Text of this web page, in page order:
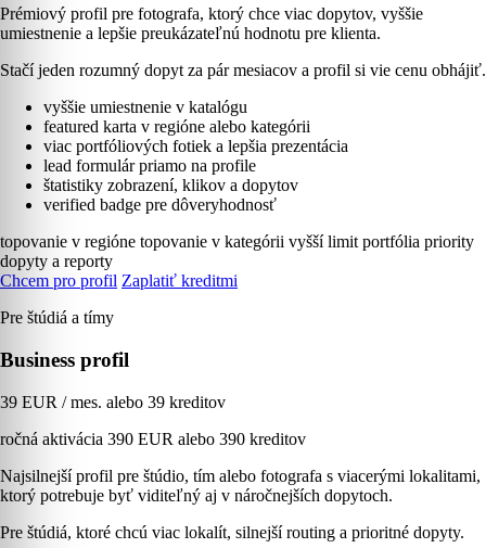
Prémiový profil pre fotografa, ktorý chce viac dopytov, vyššie
umiestnenie a lepšie preukázateľnú hodnotu pre klienta.
Stačí jeden rozumný dopyt za pár mesiacov a profil si vie cenu obhájiť.
vyššie umiestnenie v katalógu
featured karta v regióne alebo kategórii
viac portfóliových fotiek a lepšia prezentácia
lead formulár priamo na profile
štatistiky zobrazení, klikov a dopytov
verified badge pre dôveryhodnosť
topovanie v regióne topovanie v kategórii vyšší limit portfólia priority
dopyty a reporty
Chcem pro profil Zaplatiť kreditmi
Pre štúdiá a tímy
Business profil
39 EUR / mes. alebo 39 kreditov
ročná aktivácia 390 EUR alebo 390 kreditov
Najsilnejší profil pre štúdio, tím alebo fotografa s viacerými lokalitami,
ktorý potrebuje byť viditeľný aj v náročnejších dopytoch.
Pre štúdiá, ktoré chcú viac lokalít, silnejší routing a prioritné dopyty.